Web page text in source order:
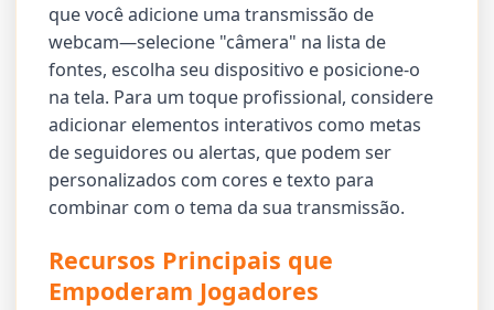
que você adicione uma transmissão de
webcam—selecione "câmera" na lista de
fontes, escolha seu dispositivo e posicione-o
na tela. Para um toque profissional, considere
adicionar elementos interativos como metas
de seguidores ou alertas, que podem ser
personalizados com cores e texto para
combinar com o tema da sua transmissão.
Recursos Principais que
Empoderam Jogadores